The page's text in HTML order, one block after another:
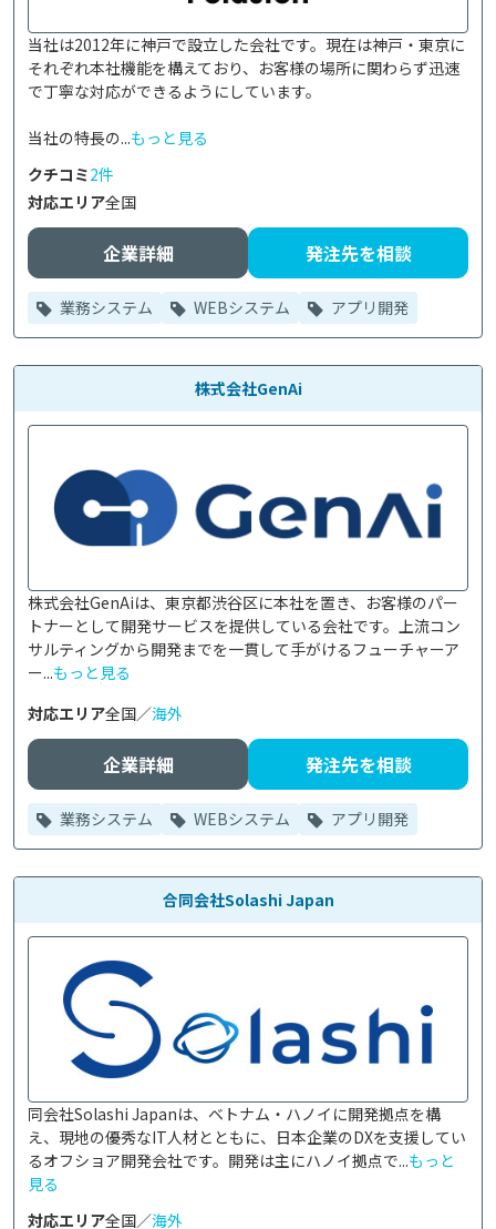
当社は2012年に神戸で設立した会社です。現在は神戸・東京に
それぞれ本社機能を構えており、お客様の場所に関わらず迅速
で丁寧な対応ができるようにしています。
当社の特長の...もっと見る
クチコミ2件
対応エリア全国
企業詳細 発注先を相談
業務システム WEBシステム アプリ開発
株式会社GenAi
株式会社GenAiは、東京都渋谷区に本社を置き、お客様のパー
トナーとして開発サービスを提供している会社です。上流コン
サルティングから開発までを一貫して手がけるフューチャーア
ー...もっと見る
対応エリア全国／海外
企業詳細 発注先を相談
業務システム WEBシステム アプリ開発
合同会社Solashi Japan
同会社Solashi Japanは、ベトナム・ハノイに開発拠点を構
え、現地の優秀なIT人材とともに、日本企業のDXを支援してい
るオフショア開発会社です。開発は主にハノイ拠点で...もっと
見る
対応エリア全国／海外